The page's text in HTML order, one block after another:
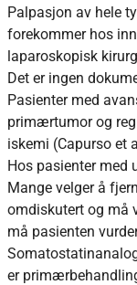
Palpasjon av hele
forekommer hos
laparoskopisk
Det er ingen
Pasienter med
primærtumor og
iskemi (Capurso et
Hos pasienter med
Mange velger å
omdiskutert og må
må pasienten
er